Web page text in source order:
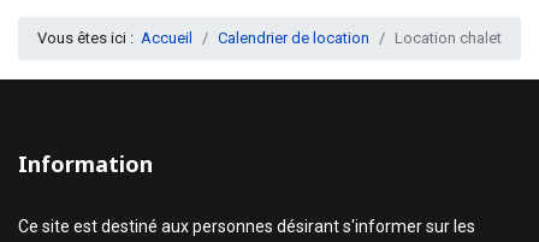
Vous êtes ici : Accueil Calendrier de location Location chalet
Information
Ce site est destiné aux personnes désirant s'informer sur les